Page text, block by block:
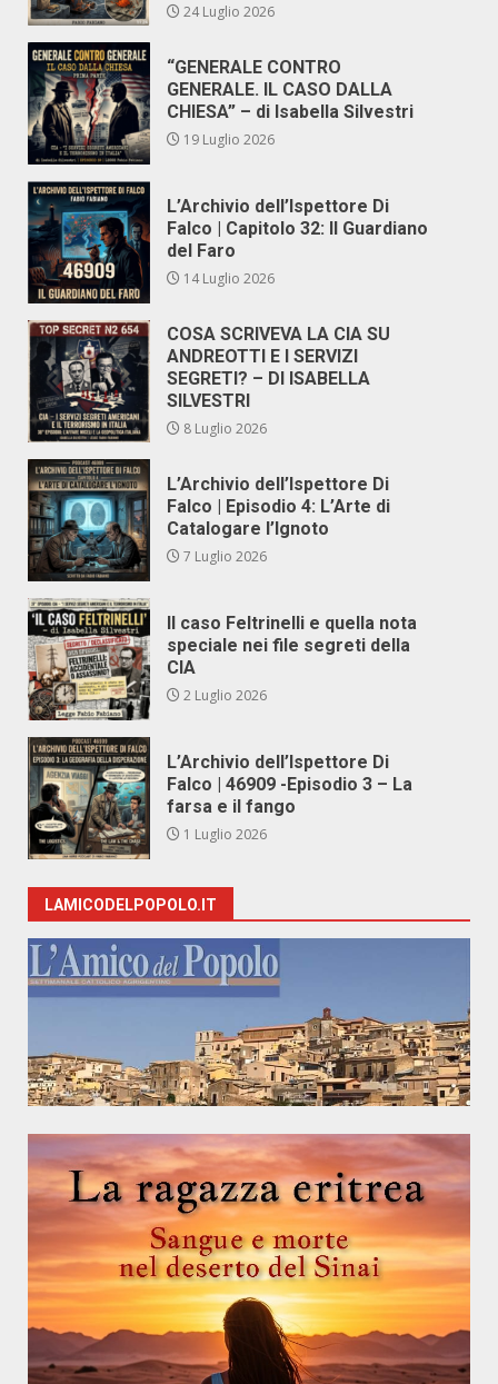
24 Luglio 2026
“GENERALE CONTRO
GENERALE. IL CASO DALLA
CHIESA” – di Isabella Silvestri
19 Luglio 2026
L’Archivio dell’Ispettore Di
Falco | Capitolo 32: Il Guardiano
del Faro
14 Luglio 2026
COSA SCRIVEVA LA CIA SU
ANDREOTTI E I SERVIZI
SEGRETI? – DI ISABELLA
SILVESTRI
8 Luglio 2026
L’Archivio dell’Ispettore Di
Falco | Episodio 4: L’Arte di
Catalogare l’Ignoto
7 Luglio 2026
Il caso Feltrinelli e quella nota
speciale nei file segreti della
CIA
2 Luglio 2026
L’Archivio dell’Ispettore Di
Falco | 46909 -Episodio 3 – La
farsa e il fango
1 Luglio 2026
LAMICODELPOPOLO.IT